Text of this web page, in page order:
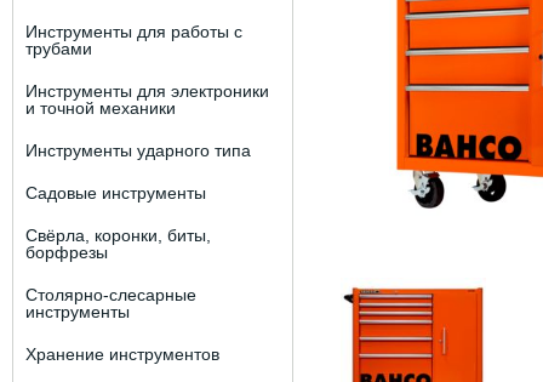
Инструменты для работы с
трубами
Инструменты для электроники
и точной механики
Инструменты ударного типа
Садовые инструменты
Свёрла, коронки, биты,
борфрезы
Столярно-слесарные
инструменты
Хранение инструментов